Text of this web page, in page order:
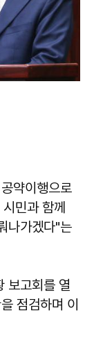
약이행으로
민과 함께
나가겠다"는
보고회를 열
점검하며 이